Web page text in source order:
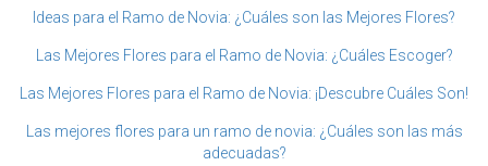
Ideas para el Ramo de Novia: ¿Cuáles son las Mejores Flores?
Las Mejores Flores para el Ramo de Novia: ¿Cuáles Escoger?
Las Mejores Flores para el Ramo de Novia: ¡Descubre Cuáles Son!
Las mejores flores para un ramo de novia: ¿Cuáles son las más
adecuadas?